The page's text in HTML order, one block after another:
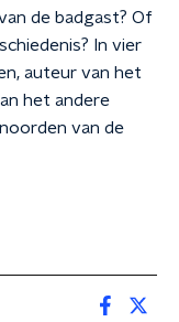
de badgast? Of
In vier
auteur van het
het andere
van de